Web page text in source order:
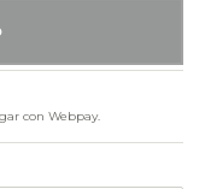
con Webpay.